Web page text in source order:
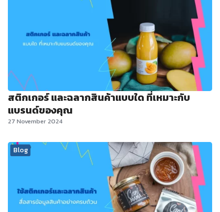
สติกเกอร์ และฉลากสินค้าแบบใด ที่เหมาะกับ
แบรนด์ของคุณ
27 November 2024
Blog